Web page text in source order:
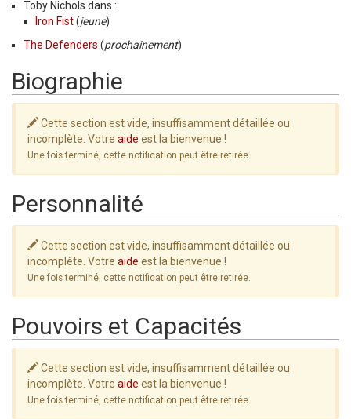
Toby Nichols dans :
Iron Fist(jeune)
The Defenders (prochainement)
Biographie
Cette section est vide, insuffisamment détaillée ou
incomplète. Votre aide est la bienvenue !
Une fois terminé, cette notification peut être retirée.
Personnalité
Cette section est vide, insuffisamment détaillée ou
incomplète. Votre aide est la bienvenue !
Une fois terminé, cette notification peut être retirée.
Pouvoirs et Capacités
Cette section est vide, insuffisamment détaillée ou
incomplète. Votre aide est la bienvenue !
Une fois terminé, cette notification peut être retirée.